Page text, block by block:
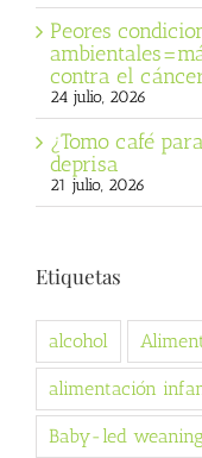
Peores
contra el
24 julio, 2026
¿Tomo café
deprisa
21 julio, 2026
Etiquetas
alcohol
alimentación
Baby-led